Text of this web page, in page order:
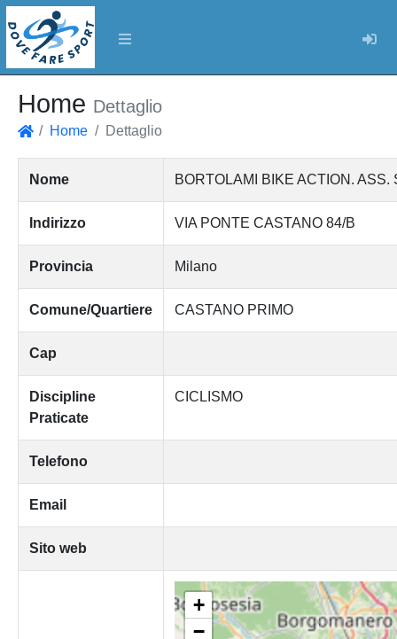
Home Dettaglio
Home Dettaglio
Nome BORTOLAMI BIKE ACTION.
Indirizzo VIA PONTE CASTANO 84/B
Provincia Milano
Comune/Quartiere CASTANO PRIMO
Cap
Discipline
Praticate
CICLISMO
Telefono
Email
Sito web
+
−